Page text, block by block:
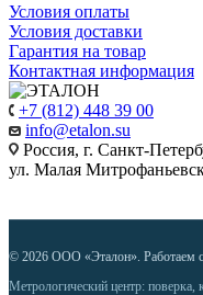
Условия оплаты
Условия доставки
Гарантия на товар
Контактная информация
+7 (812) 448 39 00
info@etalon.su
Россия, г. Санкт-
ул. Малая
© 2026 ООО «Эталон». Работаем
Метрологический центр: поверка,